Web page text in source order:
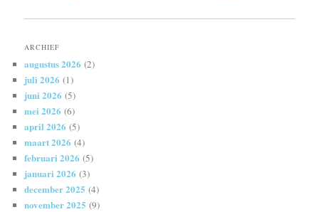
ARCHIEF
augustus 2026 (2)
juli 2026 (1)
juni 2026 (5)
mei 2026 (6)
april 2026 (5)
maart 2026 (4)
februari 2026 (5)
januari 2026 (3)
december 2025 (4)
november 2025 (9)